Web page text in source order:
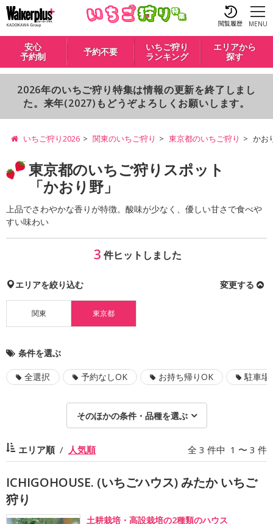
閲覧履歴 MENU
安心
予約制
予約不要
いちご狩り
ランキング
エリアから
探す
2026年のいちご狩り特集は情報の更新を終了しまし
た。来年(2027)もどうぞよろしくお願いします。
いちご狩り2026 関東のいちご狩り 東京都のいちご狩り かお
東京都のいちご狩りスポット
「かおり野」
上品でさわやかな香りが特徴。酸味が少なく、優しい甘さで食べや
すい味わい
3 件ヒットしました
エリアを絞り込む 変更する
関東 東京都
条件を選ぶ
全選択 予約なしOK お持ち帰りOK 駐車場
そのほかの条件・品種を選ぶ
エリア順 人気順 全 3 件中 1 〜 3 件
ICHIGOHOUSE. (いちごハウス) みたか いちご
狩り
土耕栽培・高設栽培の2種類のハウス